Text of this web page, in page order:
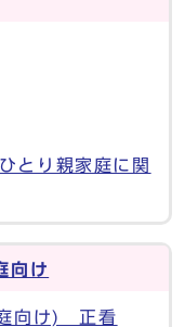
とり親家庭に関
向け
向け) 正看